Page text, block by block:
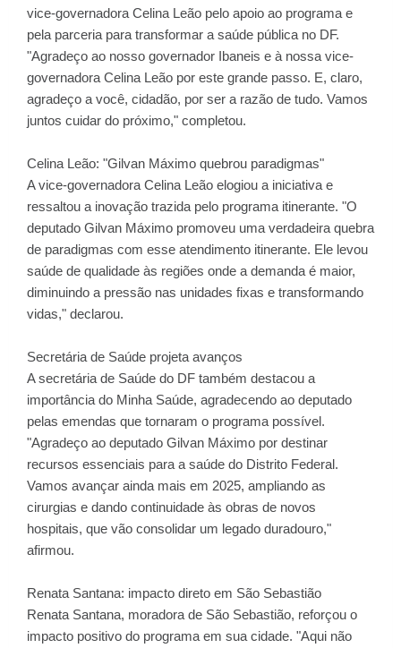
vice-governadora Celina Leão pelo apoio ao programa e
pela parceria para transformar a saúde pública no DF.
"Agradeço ao nosso governador Ibaneis e à nossa vice-
governadora Celina Leão por este grande passo. E, claro,
agradeço a você, cidadão, por ser a razão de tudo. Vamos
juntos cuidar do próximo," completou.
Celina Leão: "Gilvan Máximo quebrou paradigmas"
A vice-governadora Celina Leão elogiou a iniciativa e
ressaltou a inovação trazida pelo programa itinerante. "O
deputado Gilvan Máximo promoveu uma verdadeira quebra
de paradigmas com esse atendimento itinerante. Ele levou
saúde de qualidade às regiões onde a demanda é maior,
diminuindo a pressão nas unidades fixas e transformando
vidas," declarou.
Secretária de Saúde projeta avanços
A secretária de Saúde do DF também destacou a
importância do Minha Saúde, agradecendo ao deputado
pelas emendas que tornaram o programa possível.
"Agradeço ao deputado Gilvan Máximo por destinar
recursos essenciais para a saúde do Distrito Federal.
Vamos avançar ainda mais em 2025, ampliando as
cirurgias e dando continuidade às obras de novos
hospitais, que vão consolidar um legado duradouro,"
afirmou.
Renata Santana: impacto direto em São Sebastião
Renata Santana, moradora de São Sebastião, reforçou o
impacto positivo do programa em sua cidade. "Aqui não